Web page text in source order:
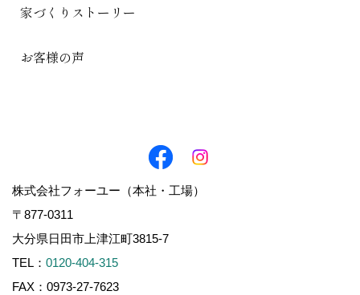
家づくりストーリー
お客様の声
株式会社フォーユー（本社・工場）
〒877-0311
大分県日田市上津江町3815-7
TEL： 0120-404-315
FAX：0973-27-7623